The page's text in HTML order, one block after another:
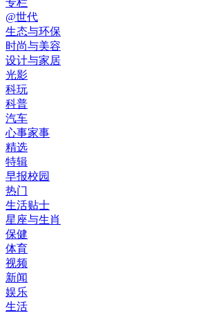
专栏
@世代
生态与环保
时尚与美容
设计与家居
光影
科玩
科普
汽车
心事家事
精选
特辑
早报校园
热门
生活贴士
星座与生肖
保健
体育
视频
新闻
娱乐
生活